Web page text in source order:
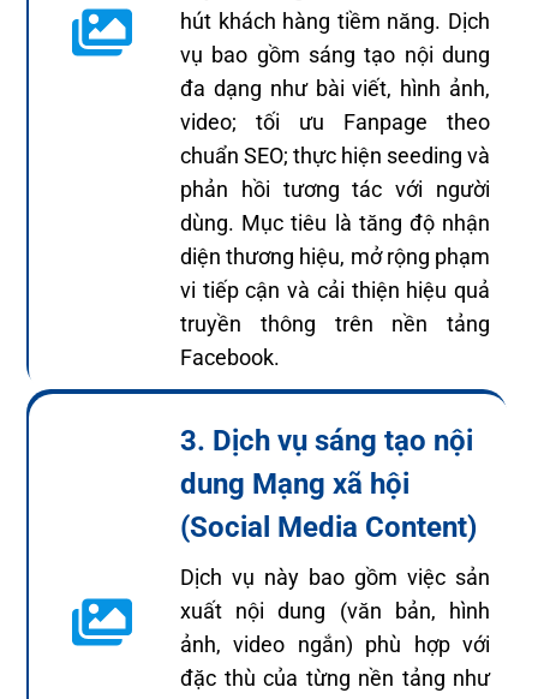
hút khách hàng tiềm năng. Dịch
vụ bao gồm sáng tạo nội dung
đa dạng như bài viết, hình ảnh,
video; tối ưu Fanpage theo
chuẩn SEO; thực hiện seeding và
phản hồi tương tác với người
dùng. Mục tiêu là tăng độ nhận
diện thương hiệu, mở rộng phạm
vi tiếp cận và cải thiện hiệu quả
truyền thông trên nền tảng
Facebook.
3. Dịch vụ sáng tạo nội
dung Mạng xã hội
(Social Media Content)
Dịch vụ này bao gồm việc sản
xuất nội dung (văn bản, hình
ảnh, video ngắn) phù hợp với
đặc thù của từng nền tảng như